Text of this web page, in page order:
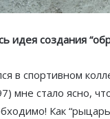
идея создания
в спортивном
мне стало ясно,
Как “рыцарь